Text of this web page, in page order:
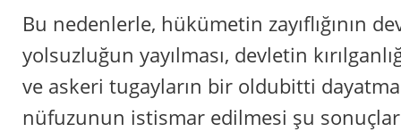
Bu nedenlerle, hükümetin zayıflığının
yolsuzluğun yayılması, devletin
ve askeri tugayların bir oldubitti
nüfuzunun istismar edilmesi şu